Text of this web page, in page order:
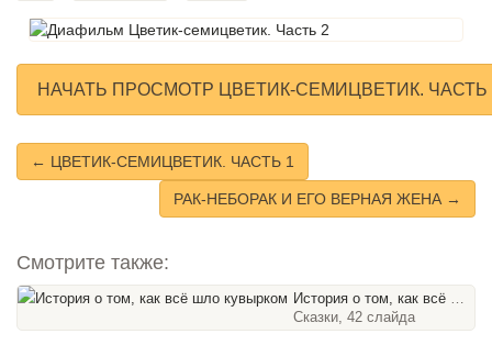
НАЧАТЬ ПРОСМОТР ЦВЕТИК-СЕМИЦВЕТИК.
← ЦВЕТИК-СЕМИЦВЕТИК. ЧАСТЬ 1
РАК-НЕБОРАК И ЕГО ВЕРНАЯ ЖЕНА →
Смотрите также:
История о том, как всё шло кувырком
Сказки, 42 слайда